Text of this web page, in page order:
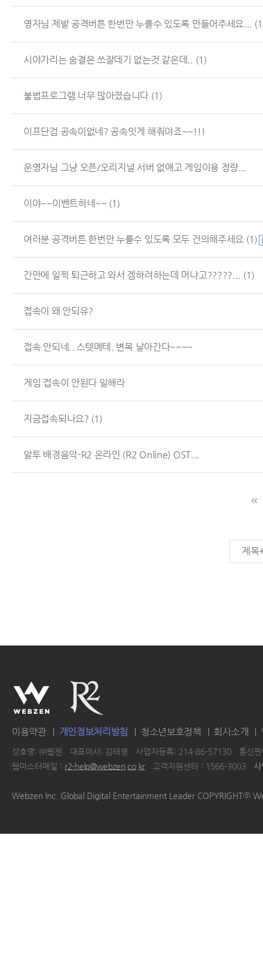
영자님 제발 공격버튼 한번만 누를수 있도록 만들어주세요...
시야가리는 숨결은 쓰잘데기 없는것 같은데.. (1)
불법프로그램 너무 많아졌습니다 (1)
이프단검 공속이없네? 공속잇게 해줘야죠~~!!!
운영자님 그냥 오픈/오리지널 서버 없애고 게임이용 정량...
이야~~이벤트하네~~ (1)
여러분 공격버튼 한번만 누를수 있도록 모두 건의해주세요 (1)
간만에 일찍 퇴근하고 와서 겜하려하는데 머냐고?????... (1)
접속이 왜 안되유?
접속 안되네.. 스텟메테. 변목 날아간다~~~~
게임 접속이 안된다 일해라
지금접속되나요? (1)
알투 배경음악-R2 온라인 (R2 Online) OST...
제목
이용약관 개인정보처리방침 청소년보호정책 회사소개
상호명: ㈜웹젠 대표이사: 김태영 사업자등록: 214-86-57130
통신
웹마스터메일 : r2-help@webzen.co.kr 고객지원센터 : 1566-3003
Webzen Inc. Global Digital Entertainment Leader COPYRIGHTⓒ